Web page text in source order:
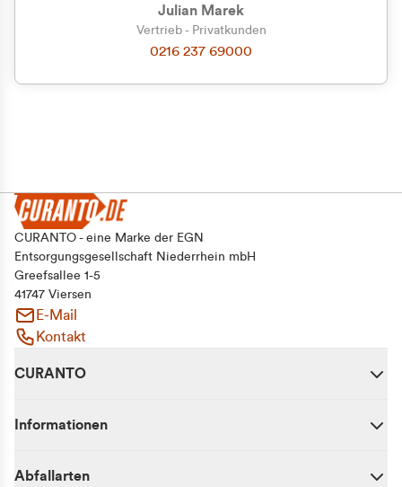
Julian Marek
Vertrieb - Privatkunden
0216 237 69000
CURANTO - eine Marke der EGN
Entsorgungsgesellschaft Niederrhein mbH
Greefsallee 1-5
41747 Viersen
E-Mail
Kontakt
CURANTO
Informationen
Abfallarten